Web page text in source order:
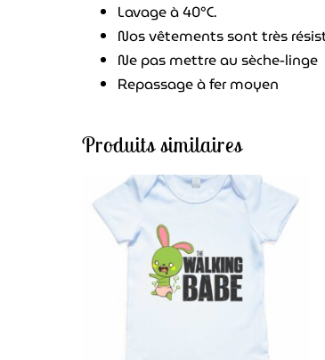
Lavage à 40°C.
Nos vêtements sont très
Ne pas mettre au sèche-linge
Repassage à fer moyen
Produits similaires